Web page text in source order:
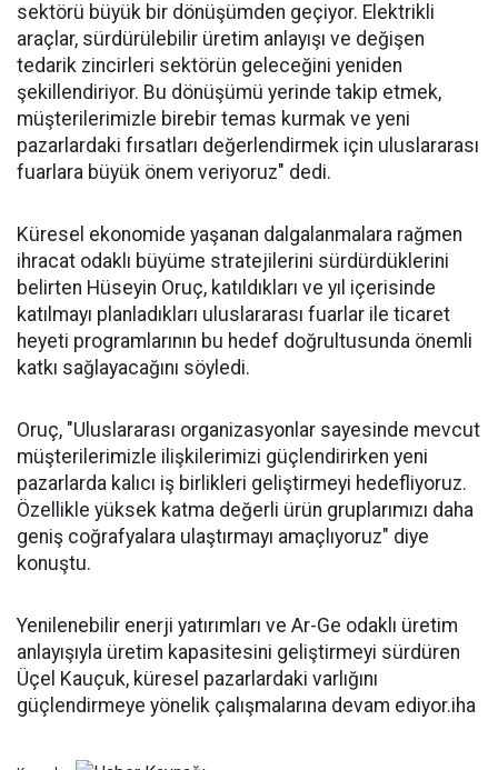
sektörü büyük bir dönüşümden geçiyor. Elektrikli
araçlar, sürdürülebilir üretim anlayışı ve değişen
tedarik zincirleri sektörün geleceğini yeniden
şekillendiriyor. Bu dönüşümü yerinde takip etmek,
müşterilerimizle birebir temas kurmak ve yeni
pazarlardaki fırsatları değerlendirmek için uluslararası
fuarlara büyük önem veriyoruz" dedi.
Küresel ekonomide yaşanan dalgalanmalara rağmen
ihracat odaklı büyüme stratejilerini sürdürdüklerini
belirten Hüseyin Oruç, katıldıkları ve yıl içerisinde
katılmayı planladıkları uluslararası fuarlar ile ticaret
heyeti programlarının bu hedef doğrultusunda önemli
katkı sağlayacağını söyledi.
Oruç, "Uluslararası organizasyonlar sayesinde mevcut
müşterilerimizle ilişkilerimizi güçlendirirken yeni
pazarlarda kalıcı iş birlikleri geliştirmeyi hedefliyoruz.
Özellikle yüksek katma değerli ürün gruplarımızı daha
geniş coğrafyalara ulaştırmayı amaçlıyoruz" diye
konuştu.
Yenilenebilir enerji yatırımları ve Ar-Ge odaklı üretim
anlayışıyla üretim kapasitesini geliştirmeyi sürdüren
Üçel Kauçuk, küresel pazarlardaki varlığını
güçlendirmeye yönelik çalışmalarına devam ediyor.iha